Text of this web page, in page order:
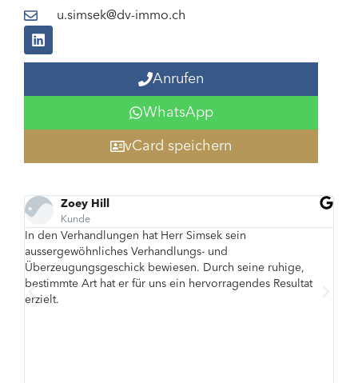
u.simsek@dv-immo.ch
Anrufen
WhatsApp
vCard speichern
ruhige,
Resultat
Ufuk Simsek überzeugt mit grosser Kompetenz
fundierten Rückmeldungen. Seine Einschätzungen
stets präzise und praxisnah, was uns viel
Entscheidungsprozess gab.